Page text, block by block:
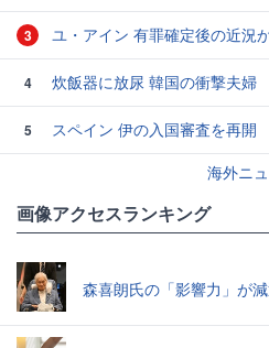
3 ユ・アイン 有罪確定後の近況
4 炊飯器に放尿 韓国の衝撃夫婦
5
スペイン 伊の入国審査を再開
海外ニ
画像アクセスランキング
森喜朗氏の「影響力」が